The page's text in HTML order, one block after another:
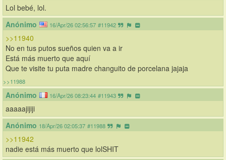
Lol bebé, lol.
Anónimo
16/Apr/26 02:56:57 #11942
>>11940
No en tus putos sueños quien va a ir
Está más muerto que aquí
Que te visite tu puta madre changuito de porcelana jajaja
>>11988
Anónimo 16/Apr/26 08:23:44 #11943
aaaaajijiji
Anónimo 18/Apr/26 02:05:37 #11988
>>11942
nadie está más muerto que lolSHIT